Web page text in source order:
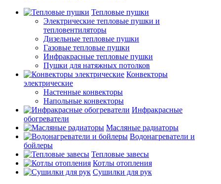
Тепловые пушки
Электрические тепловые пушки и
тепловентиляторы
Дизельные тепловые пушки
Газовые тепловые пушки
Инфракрасные тепловые пушки
Пушки для натяжных потолков
Конвекторы
электрические
Настенные конвекторы
Напольные конвекторы
Инфракрасные
обогреватели
Масляные радиаторы
Водонагреватели и
бойлеры
Тепловые завесы
Котлы отопления
Сушилки для рук